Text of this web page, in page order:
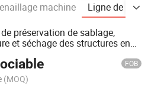
machine
Ligne de
préservation de sablage,
et séchage des structures en
FOB
(MOQ)